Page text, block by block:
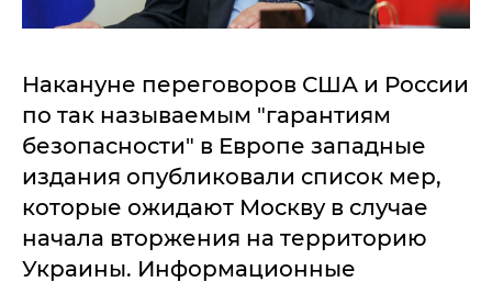
Накануне переговоров США и России
по так называемым "гарантиям
безопасности" в Европе западные
издания опубликовали список мер,
которые ожидают Москву в случае
начала вторжения на территорию
Украины. Информационные